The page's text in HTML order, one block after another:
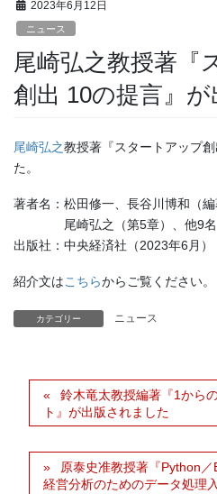
2023年6月12日
ニュース
尾崎弘之教授著『
創出 10の提言』
尾崎弘之教授著『スタートアップ
た。
著者名：松田修一、長谷川博和（編
尾崎弘之（第5章）、他9名
出版社：中央経済社（2023年6月）
紹介文はこちらからご覧ください。
カテゴリー ニュース
鈴木竜太教授編著『1から
ト』が出版されました
原泰史准教授著『Python
経営分析のためのデータ処理